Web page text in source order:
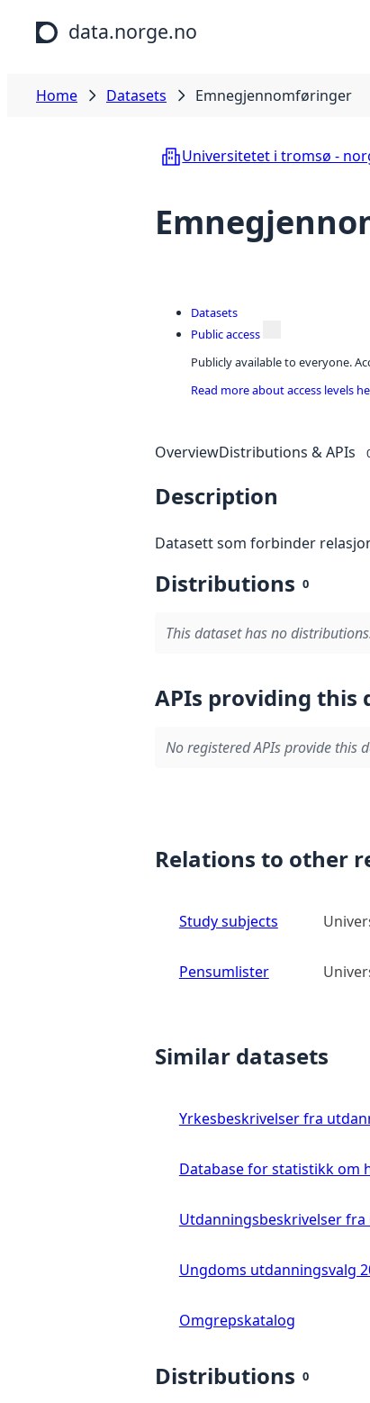
Skip to main content
data.norge.no
Home Datasets Emnegjennomføringer
Universitetet i tromsø -
Datasets
Public access
Publicly available to everyone.
Read more about access levels
OverviewDistributions & APIs
Description
Datasett som forbinder
Distributions 0
This dataset has no
APIs providing this
No registered APIs provide this
Relations to other
Study subjects
Pensumlister
Similar datasets
Yrkesbeskrivelser fra
Database for statistikk om
Utdanningsbeskrivelser
Ungdoms utdanningsvalg
Omgrepskatalog
Distributions 0